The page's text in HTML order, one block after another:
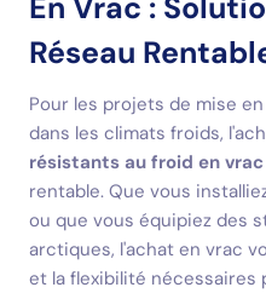
Réseau
Pour les projets de mise
dans les climats froids,
résistants au froid en vrac
rentable. Que vous
ou que vous équipiez des
arctiques, l'achat en vrac
et la flexibilité nécessaires